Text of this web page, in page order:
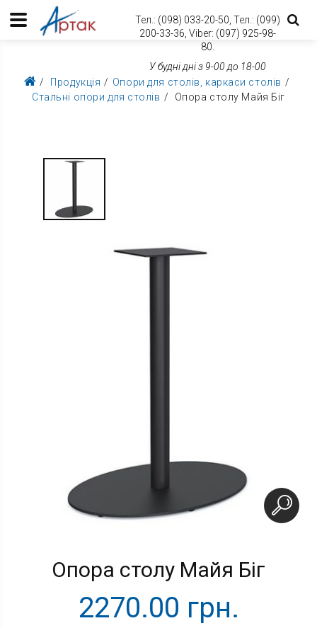
Тел.: (098) 033-20-50, Тел.: (099)
200-33-36, Viber: (097) 925-98-
80.
У будні дні з 9-00 до 18-00
Продукція
Опори для столів, каркаси столів
Стальні опори для столів
Опора столу Майя Біг
Опора столу Майя Біг
2270.00 грн.